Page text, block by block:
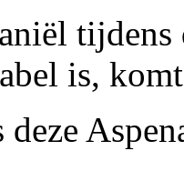
tijdens
is,